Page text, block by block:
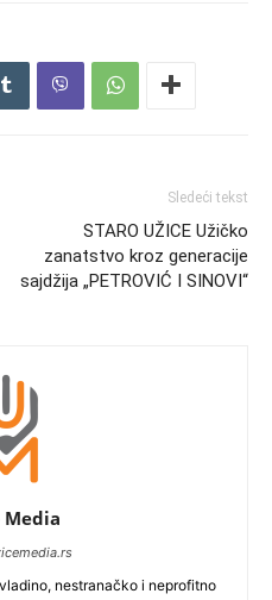
Sledeći tekst
STARO UŽICE Užičko
zanatstvo kroz generacije
sajdžija „PETROVIĆ I SINOVI“
Media
nestranačko i neprofitno